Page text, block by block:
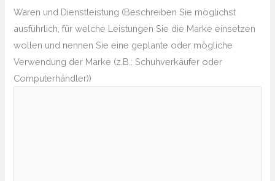
Waren und Dienstleistung (Beschreiben Sie möglichst
ausführlich, für welche Leistungen Sie die Marke einsetzen
wollen und nennen Sie eine geplante oder mögliche
Verwendung der Marke (z.B.: Schuhverkäufer oder
Computerhändler))